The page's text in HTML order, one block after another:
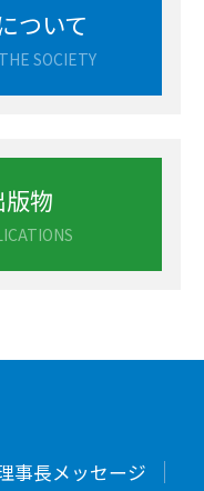
ついて
SOCIETY
版物
事長メッセージ